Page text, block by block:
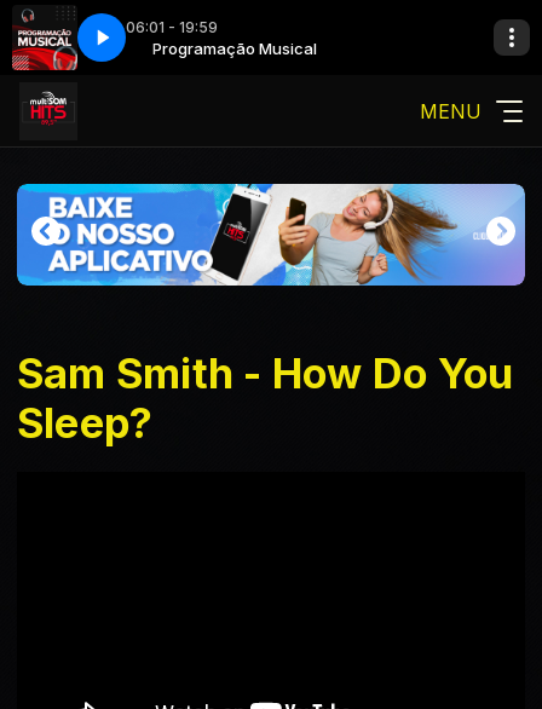
06:01 - 19:59
Programação Musical
MENU
Sam Smith - How Do You
Sleep?